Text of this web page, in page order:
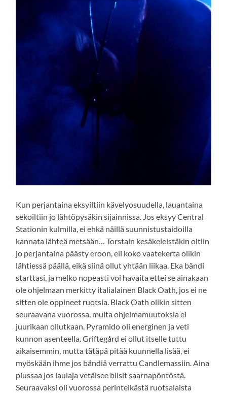
Kun perjantaina eksyiltiin kävelyosuudella, lauantaina
sekoiltiin jo lähtöpysäkin sijainnissa. Jos eksyy Central
Stationin kulmilla, ei ehkä näillä suunnistustaidoilla
kannata lähteä metsään… Torstain kesäkeleistäkin oltiin
jo perjantaina päästy eroon, eli koko vaatekerta olikin
lähtiessä päällä, eikä siinä ollut yhtään liikaa. Eka bändi
starttasi, ja melko nopeasti voi havaita ettei se ainakaan
ole ohjelmaan merkitty italialainen Black Oath, jos ei ne
sitten ole oppineet ruotsia. Black Oath olikin sitten
seuraavana vuorossa, muita ohjelmamuutoksia ei
juurikaan ollutkaan. Pyramido oli energinen ja veti
kunnon asenteella. Griftegård ei ollut itselle tuttu
aikaisemmin, mutta tätäpä pitää kuunnella lisää, ei
myöskään ihme jos bändiä verrattu Candlemassiin. Aina
plussaa jos laulaja vetäisee biisit saarnapöntöstä.
Seuraavaksi oli vuorossa perinteikästä ruotsalaista